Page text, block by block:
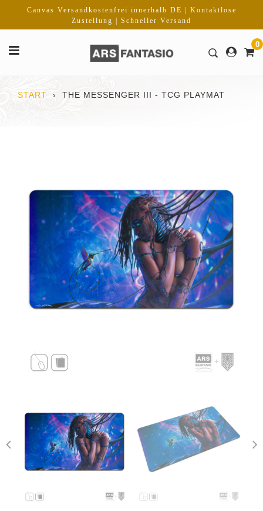
Inhalt
Canvas Versandkostenfrei innerhalb DE | Kontaktlose
Zustellung | Schneller Versand
0
START › THE MESSENGER III - TCG PLAYMAT